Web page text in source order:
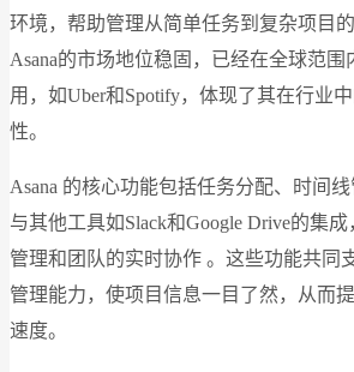
环境，帮助管理从简单任务到复杂项目
Asana的市场地位稳固，已经在全球范
用，如Uber和Spotify，体现了其在行业
性。
Asana 的核心功能包括任务分配、时间
与其他工具如Slack和Google Drive的集
管理和团队的实时协作​ 。这些功能共同
管理能力，使项目信息一目了然，从而
速度。